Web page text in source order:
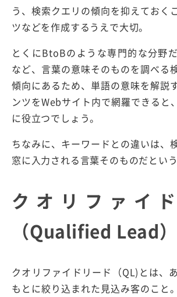
う、検索クエリの傾向を抑えておく
ツなどを作成するうえで大切。
とくにBtoBのような専門的な分野
など、言葉の意味そのものを調べる
傾向にあるため、単語の意味を解説
ンツをWebサイト内で網羅できると
に役立つでしょう。
ちなみに、キーワードとの違いは、
窓に入力される言葉そのものだという
クオリファイ
（Qualified Lead）
クオリファイドリード（QL)とは、
もとに絞り込まれた見込み客のこと